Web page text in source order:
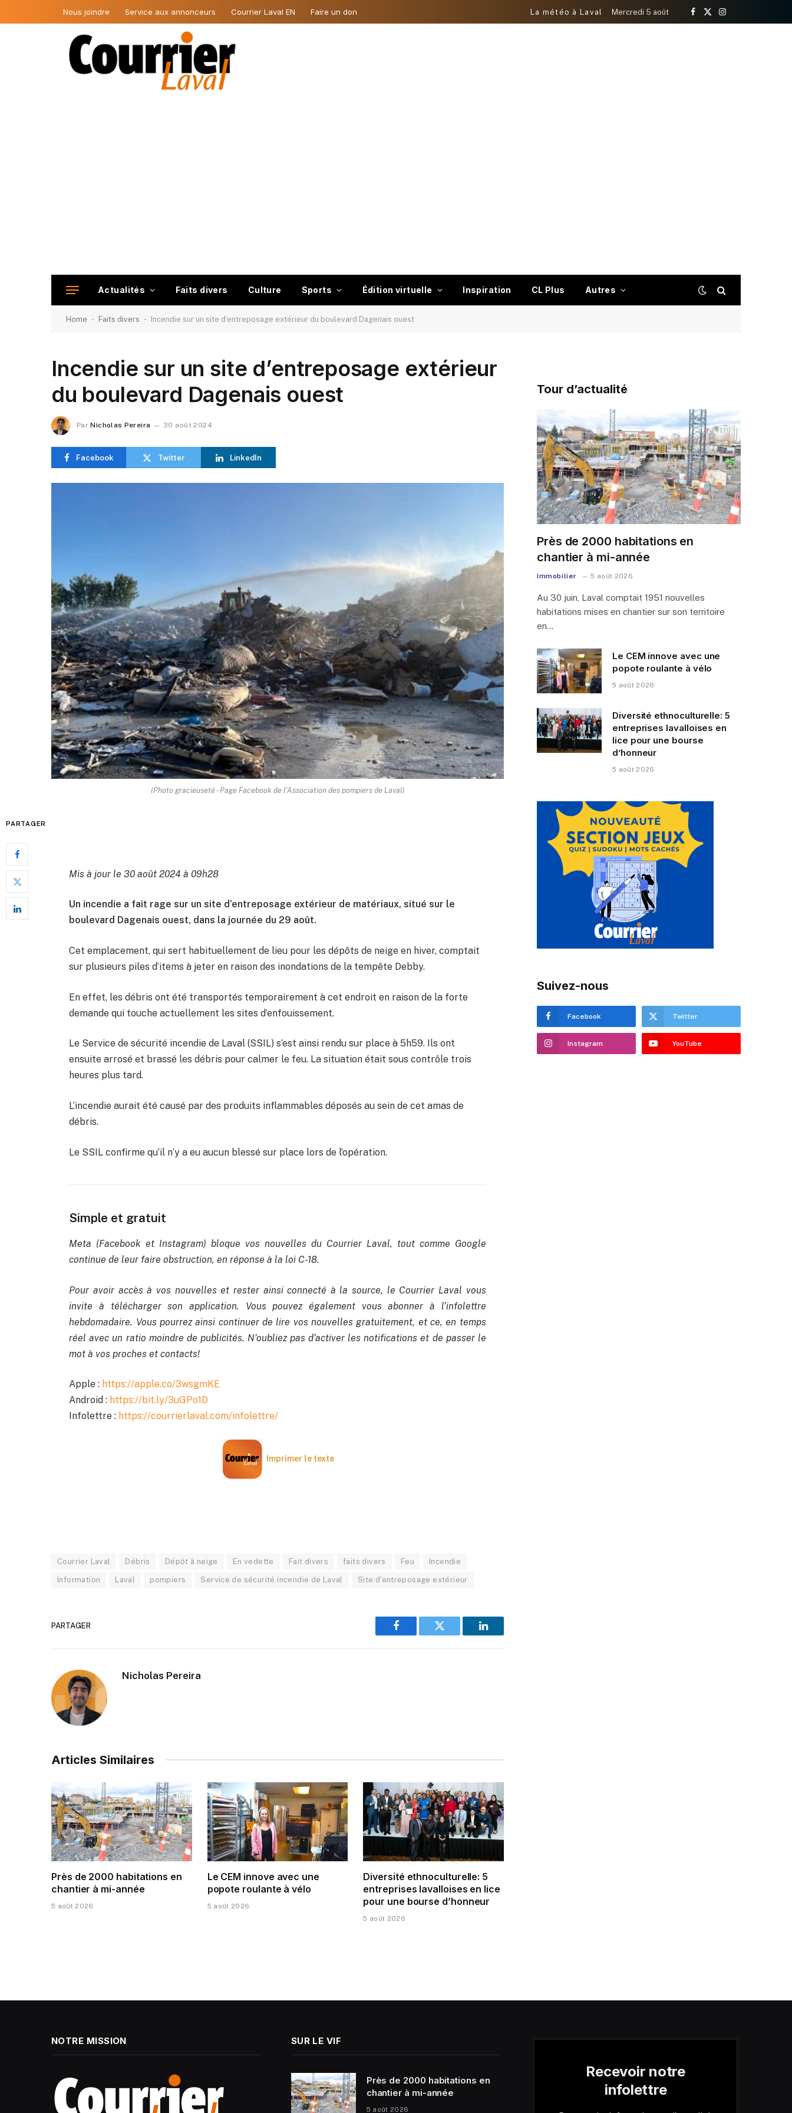
Nous joindre Service aux annonceurs Courrier Laval EN Faire un don La météo à Laval Mercredi 5 août
Facebook
X
Instagram
Actualités Faits divers Culture Sports Édition virtuelle Inspiration CL Plus Autres
Home - Faits divers - Incendie sur un site d’entreposage extérieur du boulevard Dagenais ouest
Incendie sur un site d’entreposage extérieur
du boulevard Dagenais ouest
Par Nicholas Pereira 30 août 2024
Facebook Twitter LinkedIn
(Photo gracieuseté - Page Facebook de l'Association des pompiers de Laval)
PARTAGER
Mis à jour le 30 août 2024 à 09h28
Un incendie a fait rage sur un site d’entreposage extérieur de matériaux, situé sur le
boulevard Dagenais ouest, dans la journée du 29 août.
Cet emplacement, qui sert habituellement de lieu pour les dépôts de neige en hiver, comptait
sur plusieurs piles d’items à jeter en raison des inondations de la tempête Debby.
En effet, les débris ont été transportés temporairement à cet endroit en raison de la forte
demande qui touche actuellement les sites d’enfouissement.
Le Service de sécurité incendie de Laval (SSIL) s’est ainsi rendu sur place à 5h59. Ils ont
ensuite arrosé et brassé les débris pour calmer le feu. La situation était sous contrôle trois
heures plus tard.
L’incendie aurait été causé par des produits inflammables déposés au sein de cet amas de
débris.
Le SSIL confirme qu’il n’y a eu aucun blessé sur place lors de l’opération.
Simple et gratuit
Meta (Facebook et Instagram) bloque vos nouvelles du Courrier Laval, tout comme Google
continue de leur faire obstruction, en réponse à la loi C-18.
Pour avoir accès à vos nouvelles et rester ainsi connecté à la source, le Courrier Laval vous
invite à télécharger son application. Vous pouvez également vous abonner à l’infolettre
hebdomadaire. Vous pourrez ainsi continuer de lire vos nouvelles gratuitement, et ce, en temps
réel avec un ratio moindre de publicités. N’oubliez pas d’activer les notifications et de passer le
mot à vos proches et contacts!
Apple : https://apple.co/3wsgmKE
Android : https://bit.ly/3uGPo1D
Infolettre : https://courrierlaval.com/infolettre/
Imprimer le texte
Courrier Laval Débris Dépôt à neige En vedette Fait divers faits divers Feu Incendie
Information Laval pompiers Service de sécurité incendie de Laval Site d'entreposage extérieur
PARTAGER
Facebook Twitter LinkedIn
Nicholas Pereira
Articles Similaires
Près de 2000 habitations en
chantier à mi-année
5 août 2026
Le CEM innove avec une
popote roulante à vélo
5 août 2026
Diversité ethnoculturelle: 5
entreprises lavalloises en lice
pour une bourse d’honneur
5 août 2026
Tour d’actualité
Près de 2000 habitations en
chantier à mi-année
Immobilier 5 août 2026
Au 30 juin, Laval comptait 1951 nouvelles
habitations mises en chantier sur son territoire
en…
Le CEM innove avec une
popote roulante à vélo
5 août 2026
Diversité ethnoculturelle: 5
entreprises lavalloises en
lice pour une bourse
d’honneur
5 août 2026
Suivez-nous
Facebook Twitter
Instagram YouTube
NOTRE MISSION SUR LE VIF
Près de 2000 habitations en
chantier à mi-année
5 août 2026
Recevoir notre
infolettre